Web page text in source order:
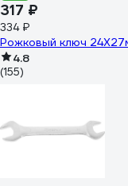
317 ₽
334 ₽
Рожковый ключ
4.8
(155)